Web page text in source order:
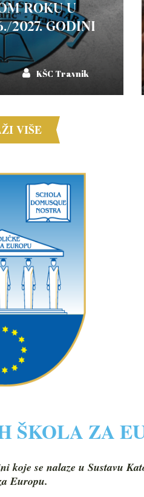
ROKU U
2027. GODINI
KŠC Travnik
VIŠE
ŠKOLA ZA
koje se nalaze u Sustavu
Europu.